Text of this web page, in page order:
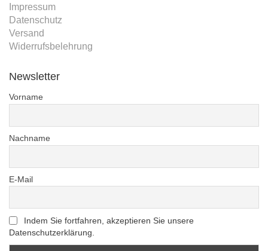
Impressum
Datenschutz
Versand
Widerrufsbelehrung
Newsletter
Vorname
Nachname
E-Mail
Indem Sie fortfahren, akzeptieren Sie unsere
Datenschutzerklärung.